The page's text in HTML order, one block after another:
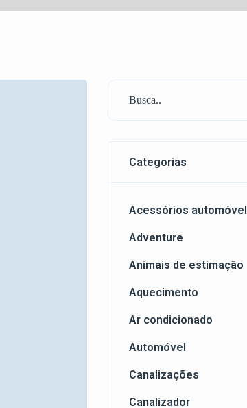
Categorias
Acessórios automóvel
Adventure
Animais de estimação
Aquecimento
Ar condicionado
Automóvel
Canalizações
Canalizador